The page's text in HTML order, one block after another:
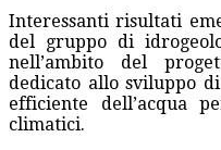
Interessanti risultati
del gruppo di
nell’ambito del
dedicato allo sviluppo
efficiente dell’acqua
climatici.